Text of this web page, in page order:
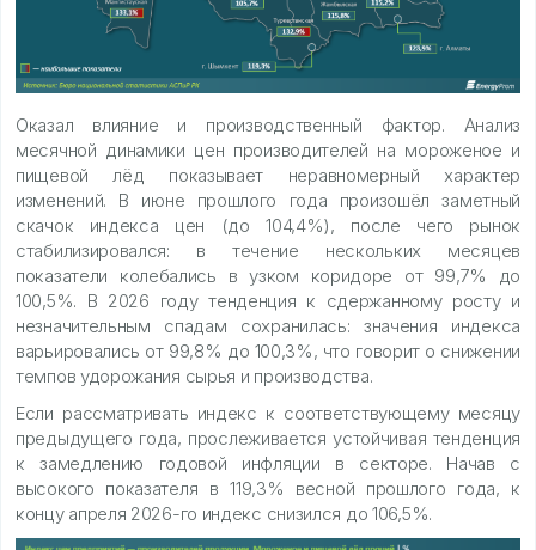
Оказал влияние и производственный фактор. Анализ
месячной динамики цен производителей на мороженое и
пищевой лёд показывает неравномерный характер
изменений. В июне прошлого года произошёл заметный
скачок индекса цен (до 104,4%), после чего рынок
стабилизировался: в течение нескольких месяцев
показатели колебались в узком коридоре от 99,7% до
100,5%. В 2026 году тенденция к сдержанному росту и
незначительным спадам сохранилась: значения индекса
варьировались от 99,8% до 100,3%, что говорит о снижении
темпов удорожания сырья и производства.
Если рассматривать индекс к соответствующему месяцу
предыдущего года, прослеживается устойчивая тенденция
к замедлению годовой инфляции в секторе. Начав с
высокого показателя в 119,3% весной прошлого года, к
концу апреля 2026-го индекс снизился до 106,5%.